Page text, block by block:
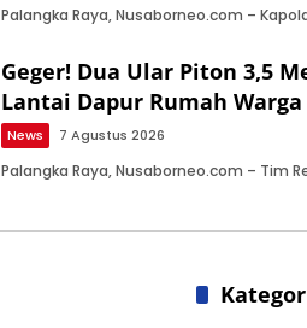
Palangka Raya, Nusaborneo.com –
Geger! Dua Ular Piton 3,5
Lantai Dapur Rumah Warga
News 7 Agustus 2026
Palangka Raya, Nusaborneo.com – Tim